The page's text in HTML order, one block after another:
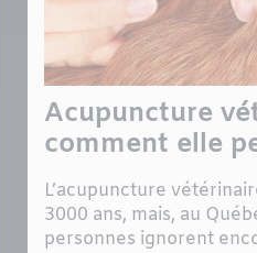
Acupuncture
comment elle
votre chien ou
L’acupuncture
3000 ans, mais, au
personnes ignorent